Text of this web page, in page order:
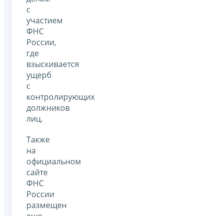
c
участием
ФНС
России,
где
взыскивается
ущерб
с
контролирующих
должников
лиц.
Также
на
официальном
сайте
ФНС
России
размещен